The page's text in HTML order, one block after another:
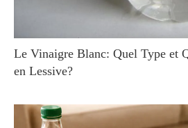
Le Vinaigre Blanc: Quel Type et
en Lessive?